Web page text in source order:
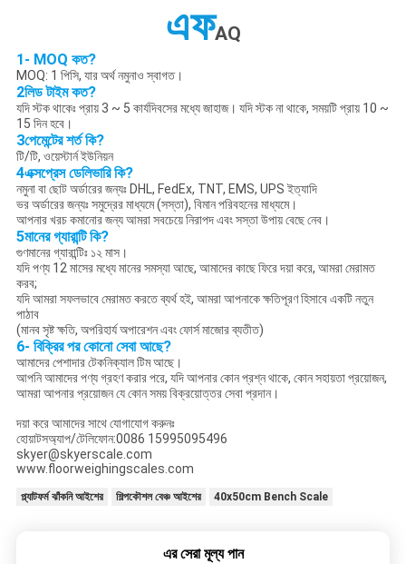
এফAQ
1- MOQ কত?
MOQ: 1 পিসি, যার অর্থ নমুনাও স্বাগত।
2লিড টাইম কত?
যদি স্টক থাকেঃ প্রায় 3 ~ 5 কার্যদিবসের মধ্যে জাহাজ। যদি স্টক না থাকে, সময়টি প্রায় 10 ~
15 দিন হবে।
3পেমেন্টের শর্ত কি?
টি/টি, ওয়েস্টার্ন ইউনিয়ন
4এক্সপ্রেস ডেলিভারি কি?
নমুনা বা ছোট অর্ডারের জন্যঃ DHL, FedEx, TNT, EMS, UPS ইত্যাদি
ভর অর্ডারের জন্যঃ সমুদ্রের মাধ্যমে (সস্তা), বিমান পরিবহনের মাধ্যমে।
আপনার খরচ কমানোর জন্য আমরা সবচেয়ে নিরাপদ এবং সস্তা উপায় বেছে নেব।
5মানের গ্যারান্টি কি?
গুণমানের গ্যারান্টিঃ ১২ মাস।
যদি পণ্য 12 মাসের মধ্যে মানের সমস্যা আছে, আমাদের কাছে ফিরে দয়া করে, আমরা মেরামত
করব;
যদি আমরা সফলভাবে মেরামত করতে ব্যর্থ হই, আমরা আপনাকে ক্ষতিপূরণ হিসাবে একটি নতুন
পাঠাব
(মানব সৃষ্ট ক্ষতি, অপরিহার্য অপারেশন এবং ফোর্স মাজোর ব্যতীত)
6- বিক্রির পর কোনো সেবা আছে?
আমাদের পেশাদার টেকনিক্যাল টিম আছে।
আপনি আমাদের পণ্য গ্রহণ করার পরে, যদি আপনার কোন প্রশ্ন থাকে, কোন সহায়তা প্রয়োজন,
আমরা আপনার প্রয়োজন যে কোন সময় বিক্রয়োত্তর সেবা প্রদান।
দয়া করে আমাদের সাথে যোগাযোগ করুনঃ
হোয়াটসঅ্যাপ/টেলিফোন:0086 15995095496
skyer@skyerscale.com
www.floorweighingscales.com
প্ল্যাটফর্ম ঝাঁকনি আইশের শিল্পকৌশল বেঞ্চ আইশের 40x50cm Bench Scale
এর সেরা মূল্য পান